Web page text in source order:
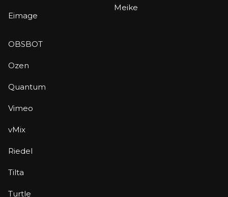
Eimage
Meike
OBSBOT
Ozen
Quantum
Vimeo
vMix
Riedel
Tilta
Turtle